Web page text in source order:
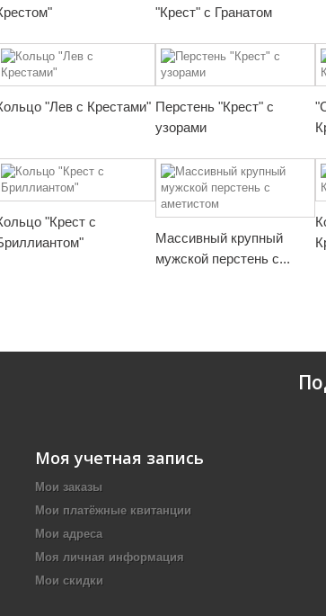
"Крест" с Гранатом
"Лев с Крестами" Перстень "Крест" с
узорами
"Крест с
Массивный крупный
мужской перстень с...
Моя учетная запись
Мои заказы
Мои платёжные квитанции
Мои адреса
Моя личная информация
Мои скидки